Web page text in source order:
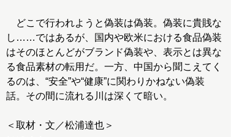
どこで行われようと偽装は偽装。偽装に貴賎な
し……ではあるが、国内や欧米における食品偽装
はそのほとんどがブランド偽装や、表示とは異な
る食品素材の転用だ。一方、中国から聞こえてく
るのは、“安全”や“健康”に関わりかねない偽装
話。その間に流れる川は深くて暗い。
＜取材・文／松浦達也＞